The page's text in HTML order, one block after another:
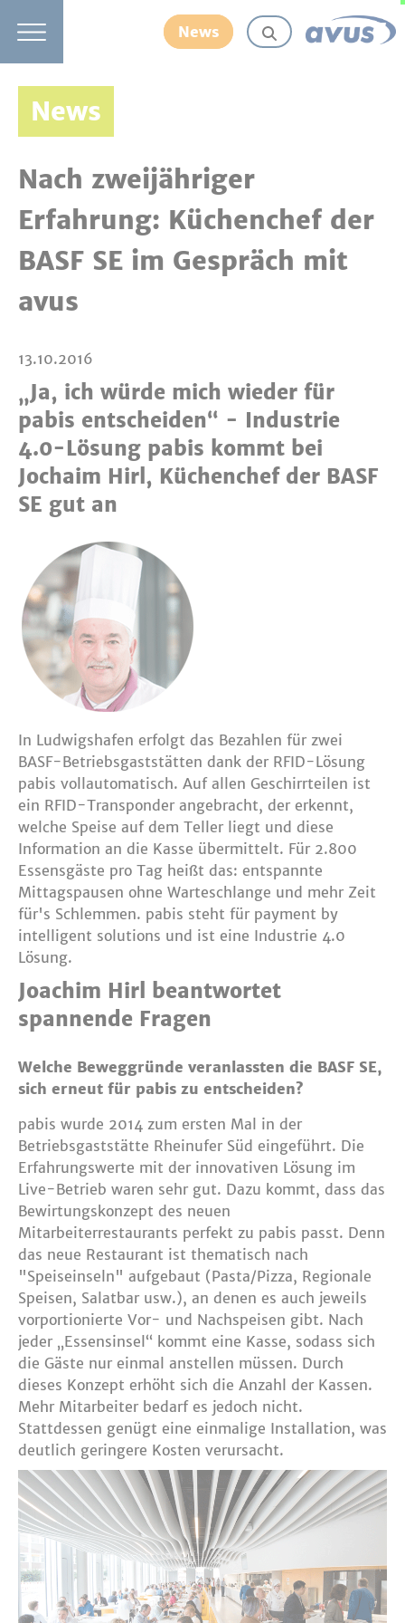
News
News
Nach zweijähriger
Erfahrung: Küchenchef der
BASF SE im Gespräch mit
avus
13.10.2016
„Ja, ich würde mich wieder für
pabis entscheiden“ - Industrie
4.0-Lösung pabis kommt bei
Jochaim Hirl, Küchenchef der BASF
SE gut an
In Ludwigshafen erfolgt das Bezahlen für zwei
BASF-Betriebsgaststätten dank der RFID-Lösung
pabis vollautomatisch. Auf allen Geschirrteilen ist
ein RFID-Transponder angebracht, der erkennt,
welche Speise auf dem Teller liegt und diese
Information an die Kasse übermittelt. Für 2.800
Essensgäste pro Tag heißt das: entspannte
Mittagspausen ohne Warteschlange und mehr Zeit
für's Schlemmen. pabis steht für payment by
intelligent solutions und ist eine Industrie 4.0
Lösung.
Joachim Hirl beantwortet
spannende Fragen
Welche Beweggründe veranlassten die BASF SE,
sich erneut für pabis zu entscheiden?
pabis wurde 2014 zum ersten Mal in der
Betriebsgaststätte Rheinufer Süd eingeführt. Die
Erfahrungswerte mit der innovativen Lösung im
Live-Betrieb waren sehr gut. Dazu kommt, dass das
Bewirtungskonzept des neuen
Mitarbeiterrestaurants perfekt zu pabis passt. Denn
das neue Restaurant ist thematisch nach
"Speiseinseln" aufgebaut (Pasta/Pizza, Regionale
Speisen, Salatbar usw.), an denen es auch jeweils
vorportionierte Vor- und Nachspeisen gibt. Nach
jeder „Essensinsel“ kommt eine Kasse, sodass sich
die Gäste nur einmal anstellen müssen. Durch
dieses Konzept erhöht sich die Anzahl der Kassen.
Mehr Mitarbeiter bedarf es jedoch nicht.
Stattdessen genügt eine einmalige Installation, was
deutlich geringere Kosten verursacht.